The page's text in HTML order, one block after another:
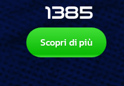
1385
Scopri di più